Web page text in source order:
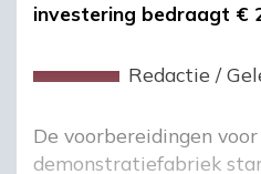
investering bedraagt €
Redactie /
De voorbereidingen voor
demonstratiefabriek